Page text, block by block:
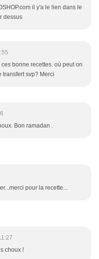
il y'a le lien dans le
dessus
bonne recettes. où peut on
transfert svp? Merci
Bon ramadan .
pour la recette...
choux !